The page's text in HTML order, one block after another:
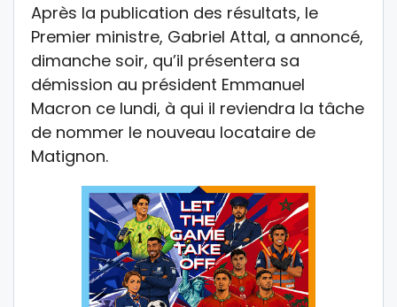
Après la publication des résultats, le
Premier ministre, Gabriel Attal, a annoncé,
dimanche soir, qu’il présentera sa
démission au président Emmanuel
Macron ce lundi, à qui il reviendra la tâche
de nommer le nouveau locataire de
Matignon.